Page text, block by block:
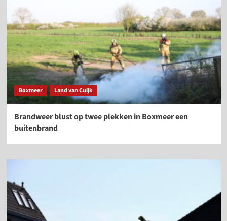
Boxmeer Land van Cuijk
Brandweer blust op twee plekken in Boxmeer een
buitenbrand